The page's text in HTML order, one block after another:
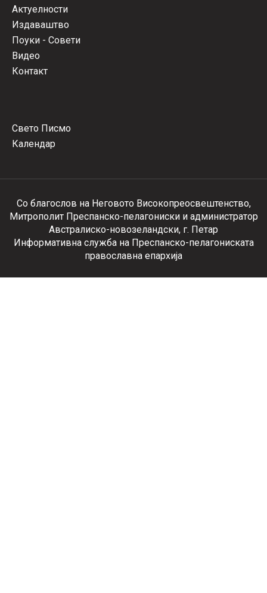
Актуелности
Издаваштво
Поуки - Совети
Видео
Контакт
Свето Писмо
Календар
Со благослов на Неговото Високопреосвештенство,
Митрополит Преспанско-пелагониски и администратор
Австралиско-новозеландски, г. Петар
Информативна служба на Преспанско-пелагониската
православна епархија